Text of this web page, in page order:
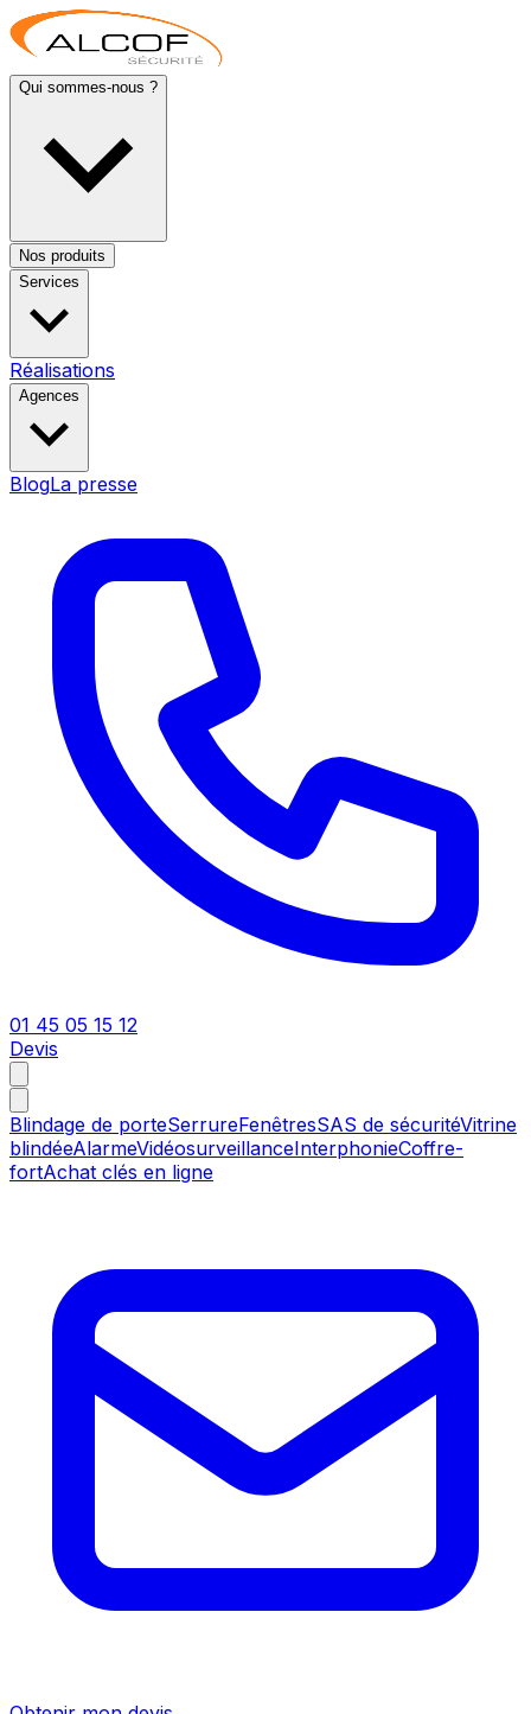
Qui sommes-nous ?
Nos produits
Services
Réalisations
Agences
BlogLa presse
01 45 05 15 12
Devis
Blindage de porteSerrureFenêtresSAS de sécuritéVitrine
blindéeAlarmeVidéosurveillanceInterphonieCoffre-
fortAchat clés en ligne